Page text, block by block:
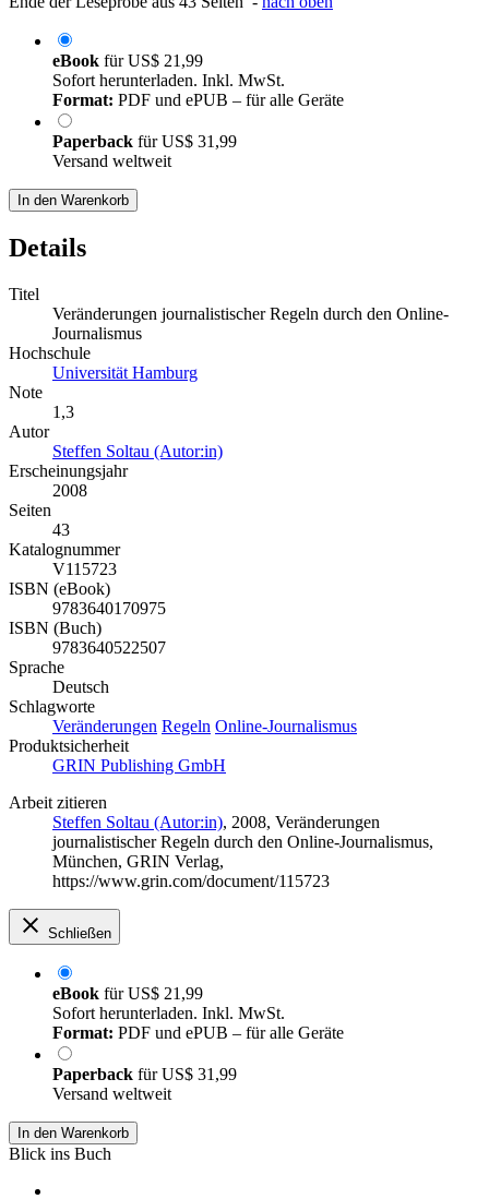
eBook fürUS$ 21,99
Sofort herunterladen. Inkl. MwSt.
Format: PDF und ePUB – für alle Geräte
Paperback fürUS$ 31,99
Versand weltweit
In den Warenkorb
Details
Titel
Veränderungen journalistischer Regeln durch den Online-
Journalismus
Hochschule
Universität Hamburg
Note
1,3
Autor
Steffen Soltau (Autor:in)
Erscheinungsjahr
2008
Seiten
43
Katalognummer
V115723
ISBN (eBook)
9783640170975
ISBN (Buch)
9783640522507
Sprache
Deutsch
Schlagworte
Veränderungen Regeln Online-Journalismus
Produktsicherheit
GRIN Publishing GmbH
Arbeit zitieren
Steffen Soltau (Autor:in), 2008, Veränderungen
journalistischer Regeln durch den Online-Journalismus,
München, GRIN Verlag,
https://www.grin.com/document/115723
Schließen
eBook fürUS$ 21,99
Sofort herunterladen. Inkl. MwSt.
Format: PDF und ePUB – für alle Geräte
Paperback fürUS$ 31,99
Versand weltweit
In den Warenkorb
Blick ins Buch